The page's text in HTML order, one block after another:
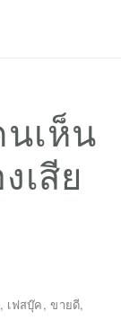
นเห็น
เสีย
, เฟสบุ๊ค,ขายดี,